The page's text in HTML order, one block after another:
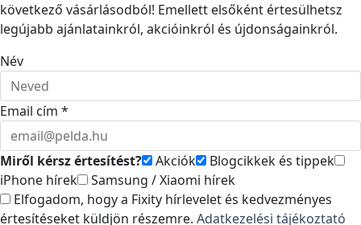
következő vásárlásodból! Emellett elsőként értesülhetsz
legújabb ajánlatainkról, akcióinkról és újdonságainkról.
Név
Email cím *
Miről kérsz értesítést? Akciók
Blogcikkek és tippek
iPhone hírek
Samsung / Xiaomi hírek
Elfogadom, hogy a Fixity hírlevelet és kedvezményes
értesítéseket küldjön részemre. Adatkezelési tájékoztató